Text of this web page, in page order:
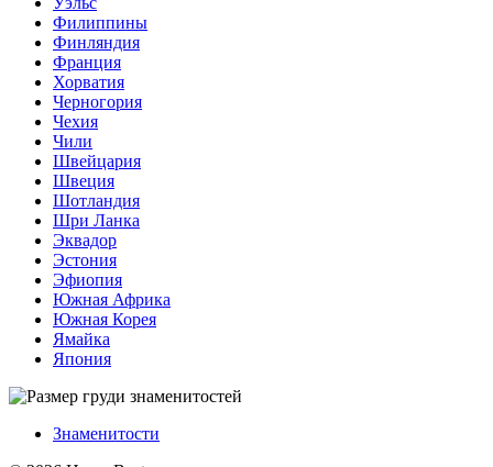
Филиппины
Финляндия
Франция
Хорватия
Черногория
Чехия
Чили
Швейцария
Швеция
Шотландия
Шри Ланка
Эквадор
Эстония
Эфиопия
Южная Африка
Южная Корея
Ямайка
Япония
Знаменитости